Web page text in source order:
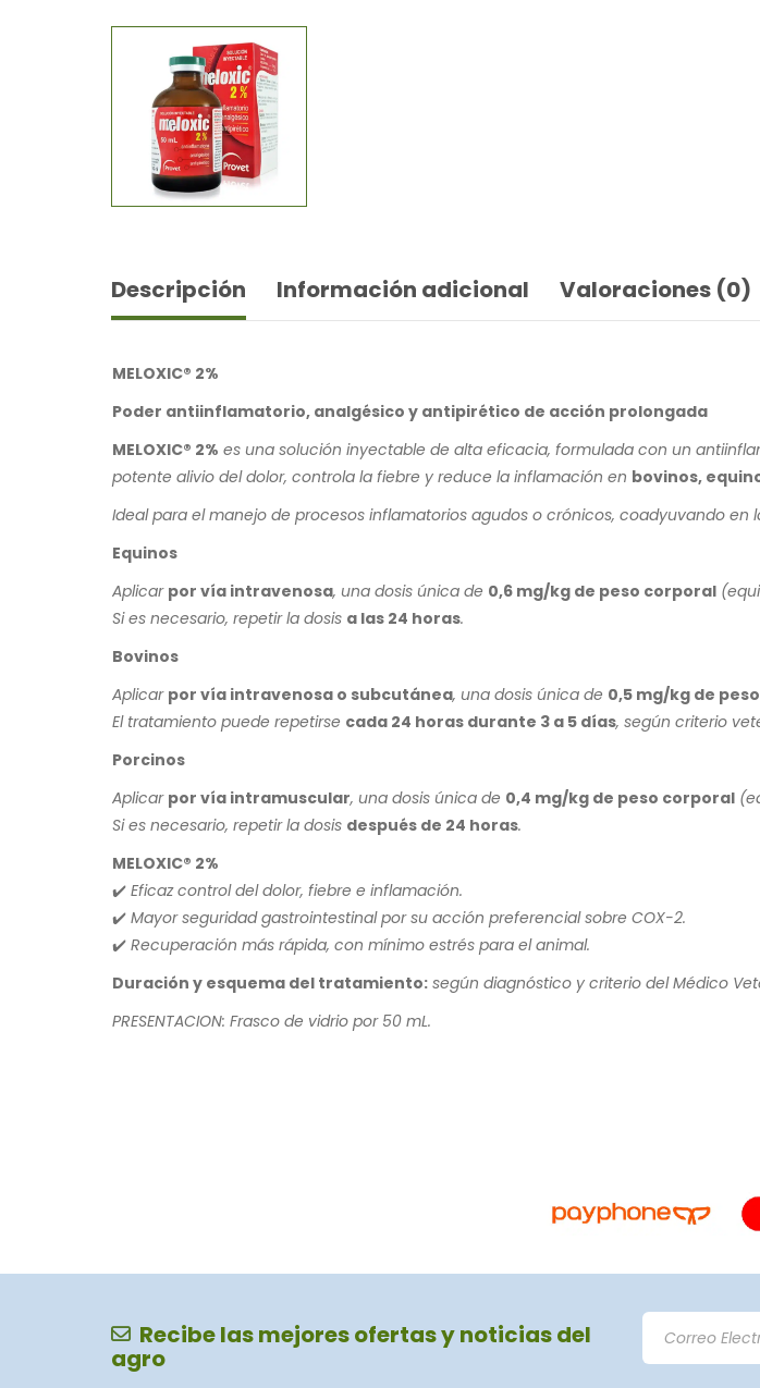
Descripción Información adicional Valoraciones (0)
MELOXIC® 2%
Poder antiinflamatorio, analgésico y antipirético de acción prolongada
MELOXIC® 2% es una solución inyectable de alta eficacia, formulada con un
potente alivio del dolor, controla la fiebre y reduce la inflamación en bovinos,
Ideal para el manejo de procesos inflamatorios agudos o crónicos, coadyuvando en
Equinos
Aplicar por vía intravenosa, una dosis única de 0,6 mg/kg de peso corporal
Si es necesario, repetir la dosis a las 24 horas.
Bovinos
Aplicar por vía intravenosa o subcutánea, una dosis única de 0,5 mg/kg de
El tratamiento puede repetirse cada 24 horas durante 3 a 5 días, según criterio
Porcinos
Aplicar por vía intramuscular, una dosis única de 0,4 mg/kg de peso corporal
Si es necesario, repetir la dosis después de 24 horas.
MELOXIC® 2%
✔️ Eficaz control del dolor, fiebre e inflamación.
✔️ Mayor seguridad gastrointestinal por su acción preferencial sobre COX-2.
✔️ Recuperación más rápida, con mínimo estrés para el animal.
Duración y esquema del tratamiento: según diagnóstico y criterio del Médico
PRESENTACION: Frasco de vidrio por 50 mL.
Recibe las mejores ofertas y noticias del
agro